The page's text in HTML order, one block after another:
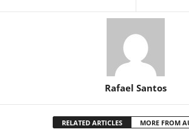
Rafael Santos
RELATED ARTICLES MORE FROM